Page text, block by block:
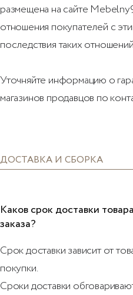
размещена на сайте
отношения покупателей с
последствия таких
Уточняйте информацию о
магазинов продавцов по
ДОСТАВКА И СБОРКА
Каков срок доставки
заказа?
Срок доставки зависит от
покупки.
Сроки доставки